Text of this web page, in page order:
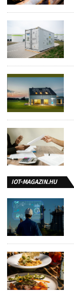
IOT-MAGAZIN.HU